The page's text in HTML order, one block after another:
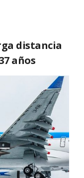
distancia
años